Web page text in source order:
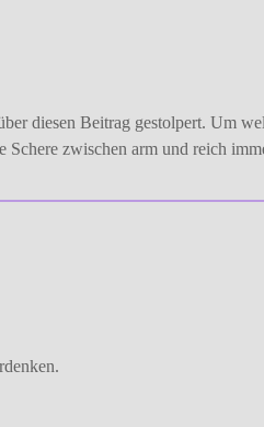
diesen Beitrag gestolpert. Um
zwischen arm und reich